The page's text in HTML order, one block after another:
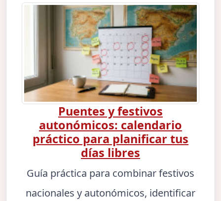
Puentes y festivos
autonómicos: calendario
práctico para planificar tus
días libres
Guía práctica para combinar festivos
nacionales y autonómicos, identificar